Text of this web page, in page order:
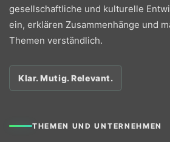
gesellschaftliche und kulturelle
ein, erklären Zusammenhänge und
Themen verständlich.
Klar. Mutig. Relevant.
THEMEN UND UNTERNEHMEN